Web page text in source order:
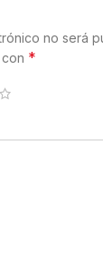
no será
*